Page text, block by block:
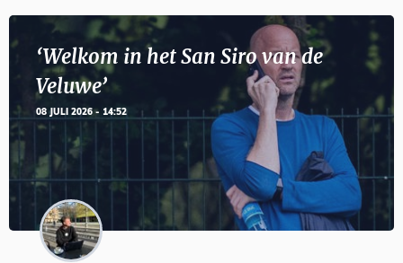
‘Welkom in het San Siro van de
Veluwe’
08 JULI 2026 - 14:52